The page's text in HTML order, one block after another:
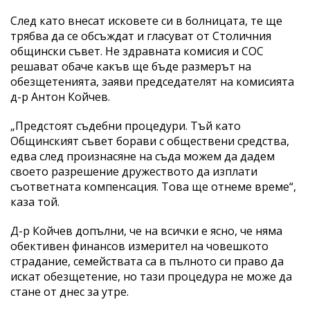
След като внесат исковете си в болницата, те ще
трябва да се обсъждат и гласуват от Столичния
общински съвет. Не здравната комисия и СОС
решават обаче какъв ще бъде размерът на
обезщетенията, заяви председателят на комисията
д-р Антон Койчев.
„Предстоят съдебни процедури. Тъй като
Общинският съвет борави с обществени средства,
едва след произнасяне на съда можем да дадем
своето разрешение дружеството да изплати
съответната компенсация. Това ще отнеме време“,
каза той.
Д-р Койчев допълни, че на всички е ясно, че няма
обективен финансов измерител на човешкото
страдание, семействата са в пълното си право да
искат обезщетение, но тази процедура не може да
стане от днес за утре.